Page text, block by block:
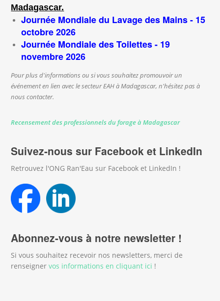
Madagascar.
Journée Mondiale du Lavage des Mains - 15
octobre 2026
Journée Mondiale des Toilettes - 19
novembre 2026
Pour plus d'informations ou si vous souhaitez promouvoir un
événement en lien avec le secteur EAH à Madagascar, n'hésitez pas à
nous contacter.
Recensement des professionnels du forage à Madagascar
Suivez-nous sur Facebook et LinkedIn
Retrouvez l'ONG Ran'Eau sur Facebook et LinkedIn !
Abonnez-vous à notre newsletter !
Si vous souhaitez recevoir nos newsletters, merci de
renseignervos informations en cliquant ici !